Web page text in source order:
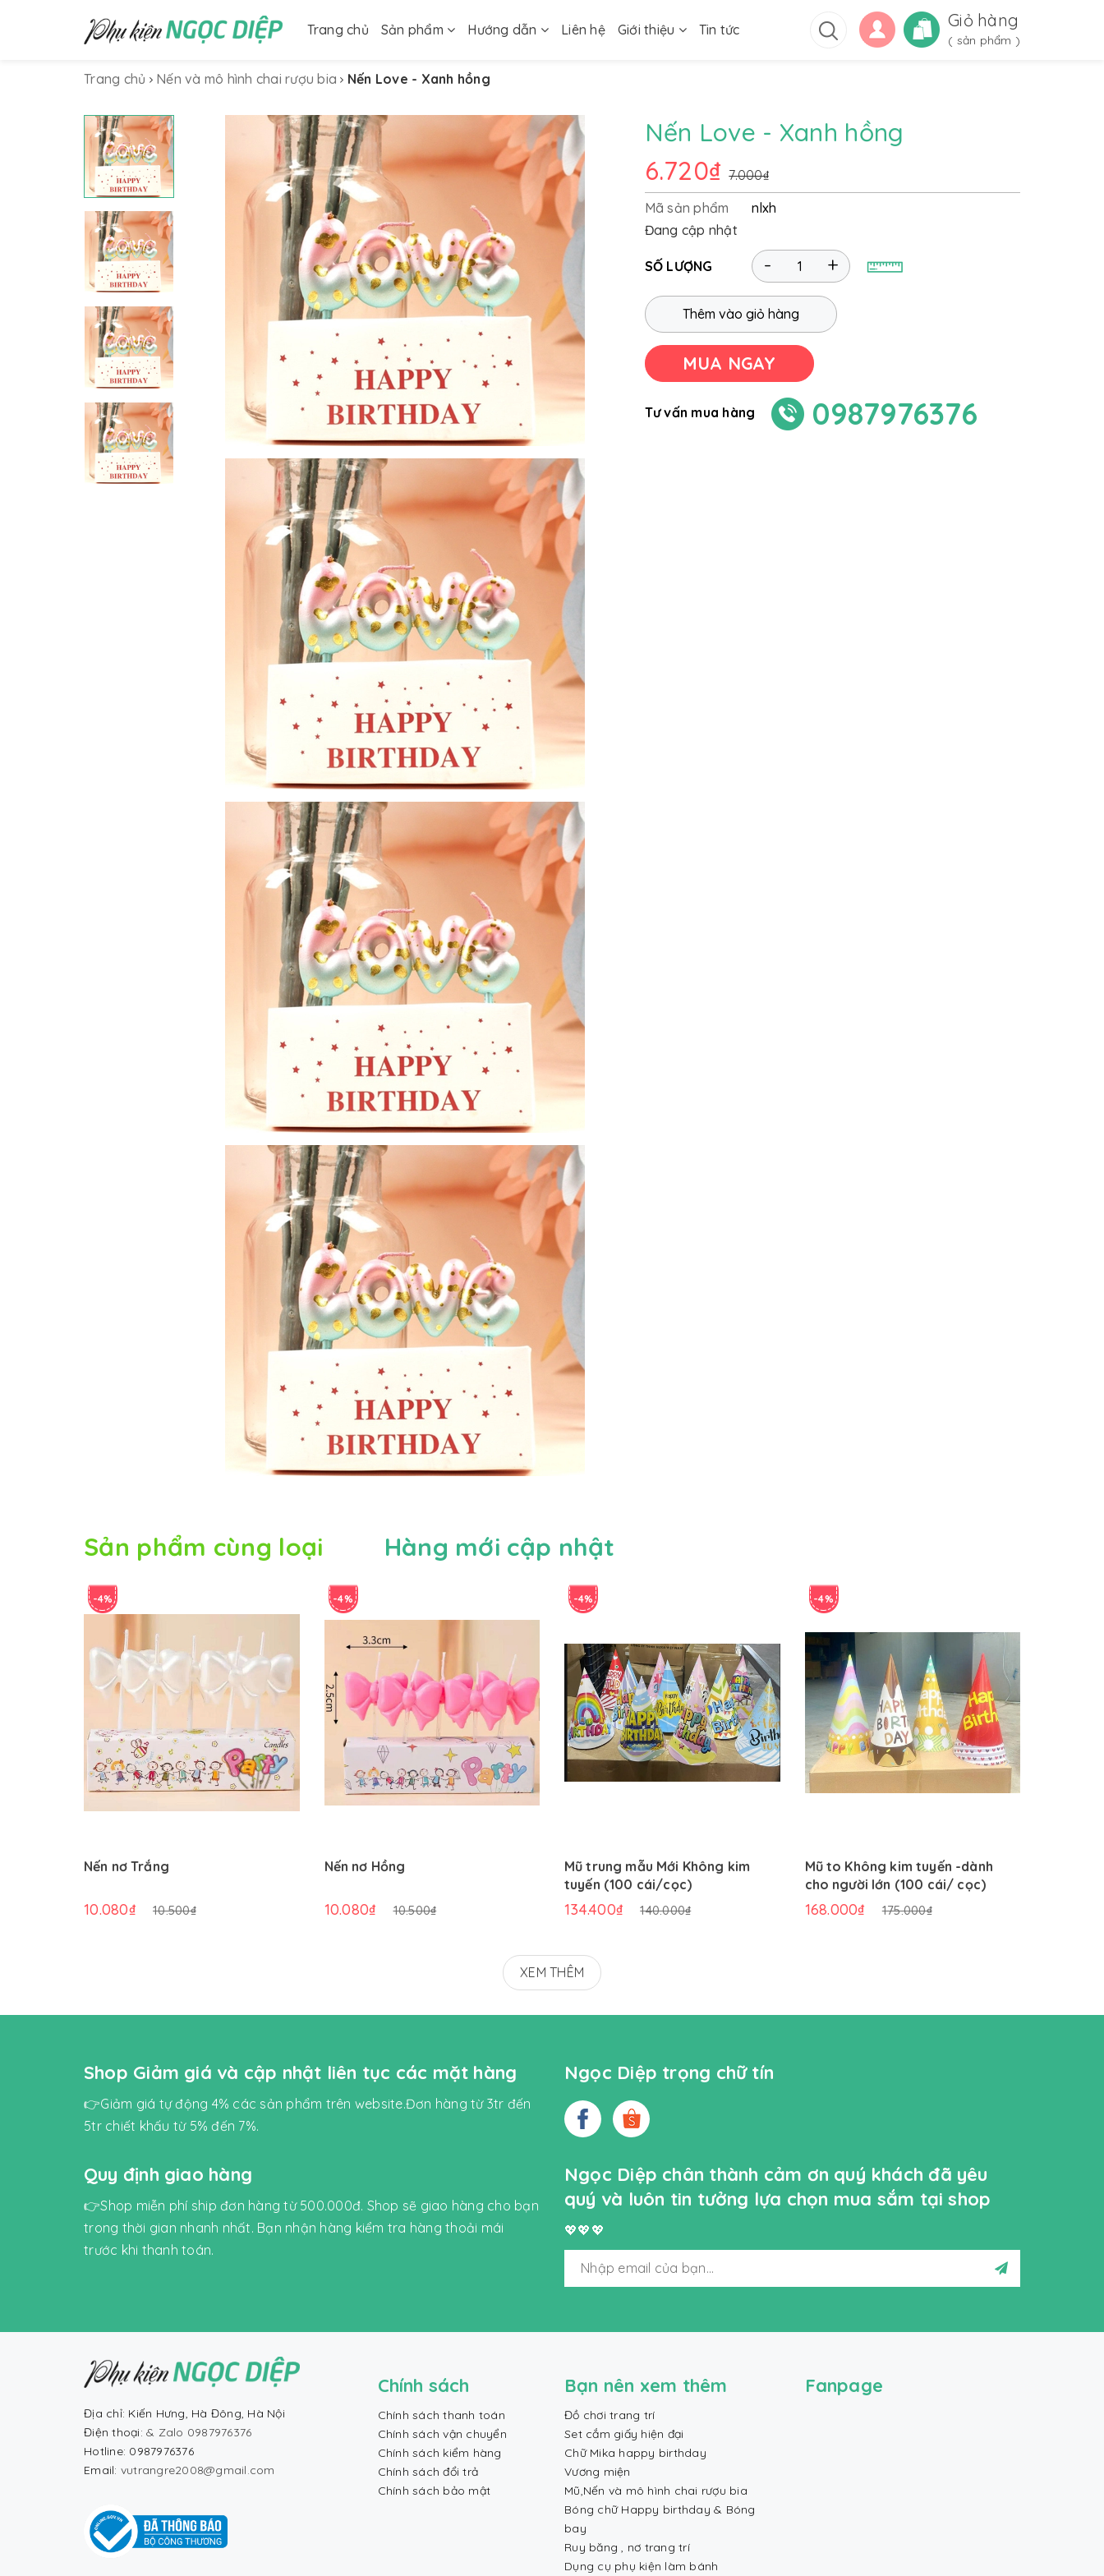
Trang chủ Sản phẩm Hướng dẫn Liên hệ Giới thiệu Tin tức Giỏ hàng
( sản phẩm )
Trang chủ Nến và mô hình chai rượu bia Nến Love - Xanh hồng
Nến Love - Xanh hồng
6.720₫ 7.000₫
Mã sản phẩm
nlxh
Đang cập nhật
SỐ LƯỢNG +
-
Thêm vào giỏ hàng
MUA NGAY
Tư vấn mua hàng 0987976376
Sản phẩm cùng loại Hàng mới cập nhật
-4%
Nến nơ Trắng
10.080₫ 10.500₫
-4%
Nến nơ Hồng
10.080₫ 10.500₫
-4%
Mũ trung mẫu Mới Không kim
tuyến (100 cái/cọc)
134.400₫ 140.000₫
-4%
Mũ to Không kim tuyến -dành
cho người lớn (100 cái/ cọc)
168.000₫ 175.000₫
XEM THÊM
Shop Giảm giá và cập nhật liên tục các mặt hàng
👉Giảm giá tự động 4% các sản phẩm trên website.Đơn hàng từ 3tr đến
5tr chiết khấu từ 5% đến 7%.
Quy định giao hàng
👉Shop miễn phí ship đơn hàng từ 500.000đ. Shop sẽ giao hàng cho bạn
trong thời gian nhanh nhất. Bạn nhận hàng kiểm tra hàng thoải mái
trước khi thanh toán.
Ngọc Diệp trọng chữ tín
Ngọc Diệp chân thành cảm ơn quý khách đã yêu
quý và luôn tin tưởng lựa chọn mua sắm tại shop
💖💖💖
Địa chỉ: Kiến Hưng, Hà Đông, Hà Nội
Điện thoại: & Zalo 0987976376
Hotline: 0987976376
Email: vutrangre2008@gmail.com
Chính sách
Chính sách thanh toán
Chính sách vận chuyển
Chính sách kiểm hàng
Chính sách đổi trả
Chính sách bảo mật
Bạn nên xem thêm
Đồ chơi trang trí
Set cắm giấy hiện đại
Chữ Mika happy birthday
Vương miện
Mũ,Nến và mô hình chai rượu bia
Bóng chữ Happy birthday & Bóng
bay
Ruy băng , nơ trang trí
Dụng cụ phụ kiện làm bánh
Fanpage